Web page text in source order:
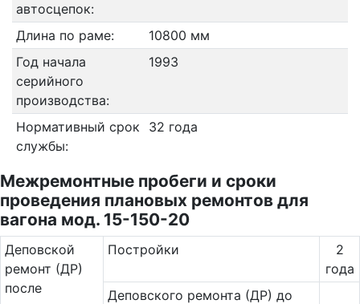
автосцепок:
Длина по раме:
10800 мм
Год начала
серийного
производства:
1993
Нормативный срок
службы:
32 года
Межремонтные пробеги и сроки
проведения плановых ремонтов для
вагона мод. 15-150-20
Де­повс­кой
ремонт (ДР)
после
Постройки
2
года
Деповского ремонта (ДР) до